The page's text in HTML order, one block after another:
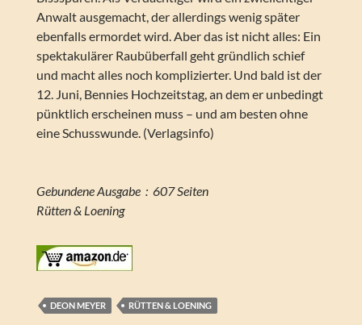
Anwalt ausgemacht, der allerdings wenig später
ebenfalls ermordet wird. Aber das ist nicht alles: Ein
spektakulärer Raubüberfall geht gründlich schief
und macht alles noch komplizierter. Und bald ist der
12. Juni, Bennies Hochzeitstag, an dem er unbedingt
pünktlich erscheinen muss – und am besten ohne
eine Schusswunde. (Verlagsinfo)
Gebundene Ausgabe ‏ : ‎ 607 Seiten
Rütten & Loening
DEON MEYER RÜTTEN & LOENING